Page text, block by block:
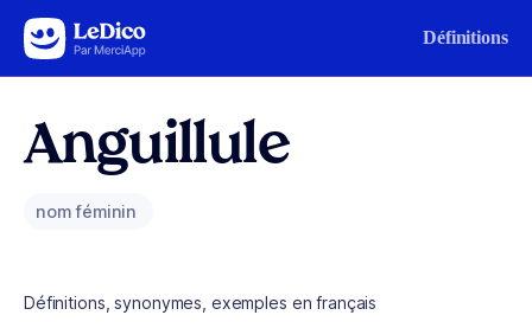
Aller au contenu Définitions
Anguillule
nom féminin
Définitions, synonymes, exemples en français